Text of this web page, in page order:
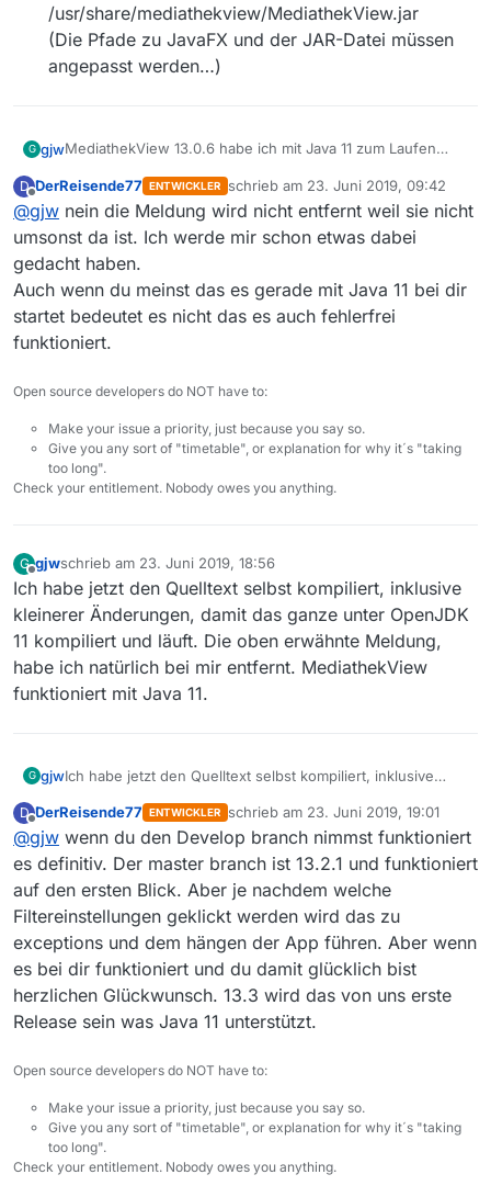
/usr/share/mediathekview/MediathekView.jar
(Die Pfade zu JavaFX und der JAR-Datei müssen
angepasst werden…)
G gjwMediathekView 13.0.6 habe ich mit Java 11 zum Laufen
Bei MediathekView 13.2.1 funktioniert das nicht mehr, weil
die Entwickler
die Warnmeldung anzeigt, dass MediathekView nur mit
Java 8 funktioniert.
Könnt ihr bitte diese Warnmeldung wieder entfernen?
Folgendermaßen habe ich MediathekView zum Laufen
gebracht:
Java 11 installiert.
Die entsprechende SDK - Zip-Datei von JavaFX (
https://gluonhq.com/products/javafx/ ) herunterladen
und entpacken.
Den folgenden Befehl starten:
java --module-path /home/user/Downloads/javafx-
sdk-11.0.2/lib --add-modules=javafx.controls -jar
/usr/share/mediathekview/MediathekView.jar
D
Offline
DerReisende77 ENTWICKLER schrieb am 23. Juni 2019, 09:42
zuletzt editiert von
@gjw nein die Meldung wird nicht entfernt weil sie nicht
umsonst da ist. Ich werde mir schon etwas dabei
gedacht haben.
Auch wenn du meinst das es gerade mit Java 11 bei dir
startet bedeutet es nicht das es auch fehlerfrei
funktioniert.
Open source developers do NOT have to:
Make your issue a priority, just because you say so.
Give you any sort of "timetable", or explanation for why it´s "taking
too long".
Check your entitlement. Nobody owes you anything.
G
Offline
gjwschrieb am 23. Juni 2019, 18:56
zuletzt editiert von
Ich habe jetzt den Quelltext selbst kompiliert, inklusive
kleinerer Änderungen, damit das ganze unter OpenJDK
11 kompiliert und läuft. Die oben erwähnte Meldung,
habe ich natürlich bei mir entfernt. MediathekView
funktioniert mit Java 11.
G gjwIch habe jetzt den Quelltext selbst kompiliert, inklusive
kompiliert und läuft. Die oben erwähnte Meldung, habe ich
natürlich bei mir entfernt. MediathekView funktioniert mit
Java 11.
D
Offline
DerReisende77 ENTWICKLER schrieb am 23. Juni 2019, 19:01
zuletzt editiert von
@gjw wenn du den Develop branch nimmst funktioniert
es definitiv. Der master branch ist 13.2.1 und funktioniert
auf den ersten Blick. Aber je nachdem welche
Filtereinstellungen geklickt werden wird das zu
exceptions und dem hängen der App führen. Aber wenn
es bei dir funktioniert und du damit glücklich bist
herzlichen Glückwunsch. 13.3 wird das von uns erste
Release sein was Java 11 unterstützt.
Open source developers do NOT have to:
Make your issue a priority, just because you say so.
Give you any sort of "timetable", or explanation for why it´s "taking
too long".
Check your entitlement. Nobody owes you anything.